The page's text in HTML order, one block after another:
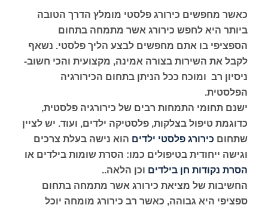
כאשר מחפשים כירורג פלסטי מומלץ הדרך הטובה
ביותר היא לחפש כירורג אשר מתמחה בתחום
הספציפי בו אתם מחפשים לבצע הליך פלסטי. נשאף
לקבל את השירות בצורה אמינה, מקצועית והכי חשוב-
ניסיון רב ומוכח ככל הניתן בתחום הכירורגיה
הפלסטית.
ישנם תחומי התמחות רבים של כירורגיה פלסטית,
כדוגמת טיפול בצלקות, פלסטיקה ילדים, ועוד. יש לציין
שתחום כירורג פלסטי ילדים הוא נישה בעלת צרכים
וגישה ייחודית בטיפולים כמו: הסרת שומות בילדים או
הסרת נקודות חן בילדים וכן הלאה..
החשיבות של מציאת כירורג אשר מתמחה בתחום
ספציפי היא גבוהה, כאשר רב כירורג מומחה יוכל